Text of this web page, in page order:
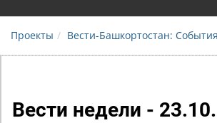
Проекты Вести-Башкортостан:
Вести недели -